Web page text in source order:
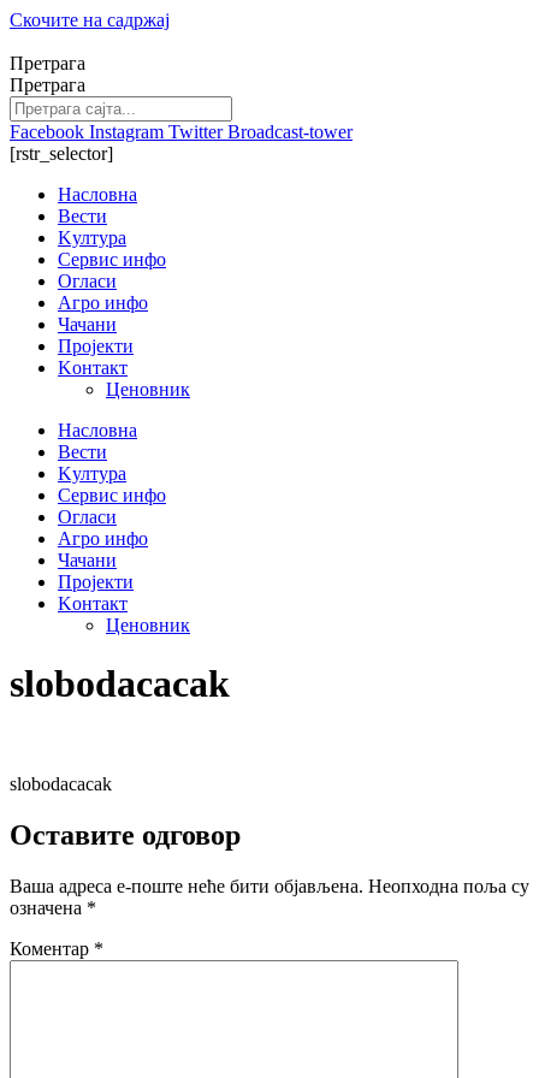
Скочите на садржај
Претрага
Претрага
Facebook Instagram Twitter Broadcast-tower
[rstr_selector]
Насловна
Вести
Kултура
Сервис инфо
Огласи
Агро инфо
Чачани
Пројекти
Kонтакт
Ценовник
Насловна
Вести
Kултура
Сервис инфо
Огласи
Агро инфо
Чачани
Пројекти
Kонтакт
Ценовник
slobodacacak
slobodacacak
Оставите одговор
Ваша адреса е-поште неће бити објављена. Неопходна поља су
означена *
Коментар *